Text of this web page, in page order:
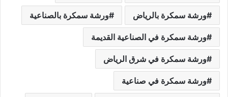
ورشة سمكرة بالرياض ورشة سمكرة بالصناعية
ورشة سمكرة في الصناعية القديمة
ورشة سمكرة في شرق الرياض
ورشة سمكرة في صناعية